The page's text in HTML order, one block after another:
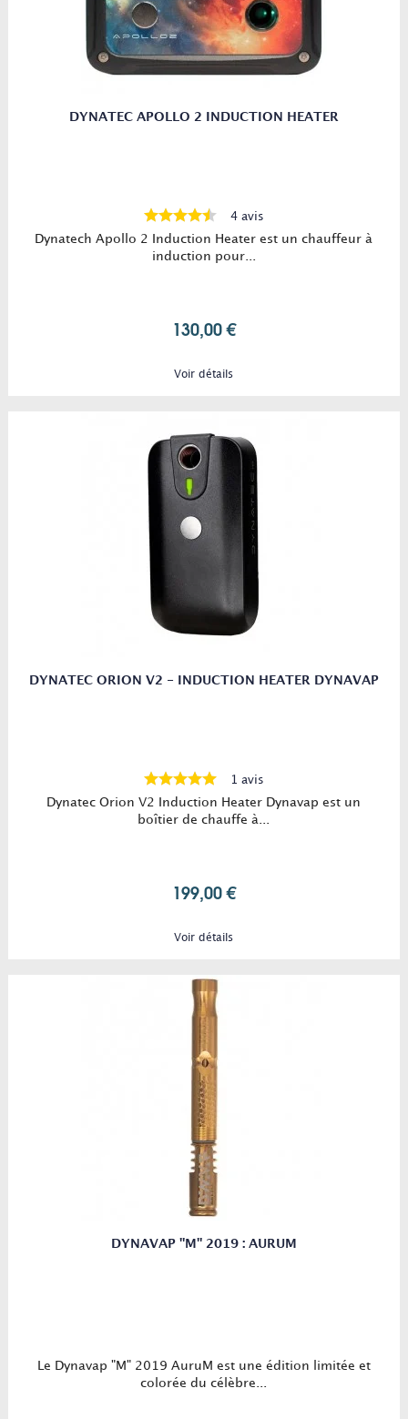
DYNATEC APOLLO 2 INDUCTION HEATER
4 avis
Dynatech Apollo 2 Induction Heater est un chauffeur à
induction pour...
130,00 €
Voir détails
DYNATEC ORION V2 - INDUCTION HEATER DYNAVAP
1 avis
Dynatec Orion V2 Induction Heater Dynavap est un
boîtier de chauffe à...
199,00 €
Voir détails
DYNAVAP "M" 2019 : AURUM
Le Dynavap "M" 2019 AuruM est une édition limitée et
colorée du célèbre...